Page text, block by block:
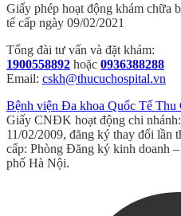
Giấy phép hoạt động khám
tế cấp ngày 09/02/2021
Tổng đài tư vấn và đặt khám:
1900558892 hoặc 0936388288
Email: cskh@thucuchospital.vn
Bệnh viện Đa khoa Quốc Tế Thu
Giấy CNĐK hoạt động chi
11/02/2009, đăng ký thay đổi lần
cấp: Phòng Đăng ký kinh doanh
phố Hà Nội.